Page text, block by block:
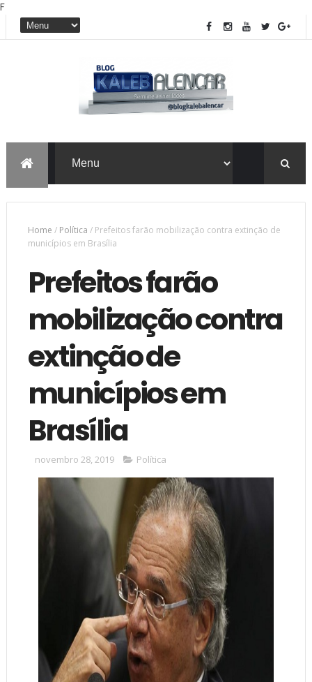
F
Home / Política / Prefeitos farão mobilização contra extinção de
municípios em Brasília
Prefeitos farão
mobilização contra
extinção de
municípios em
Brasília
novembro 28, 2019 Política